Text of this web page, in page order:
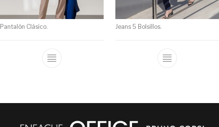
Pantalón Clásico. Jeans 5 Bolsillos.